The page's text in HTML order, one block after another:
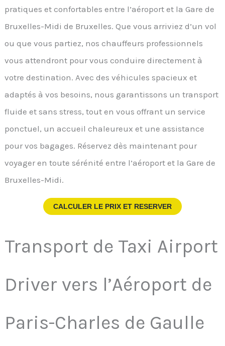
pratiques et confortables entre l’aéroport et la Gare de
Bruxelles-Midi de Bruxelles. Que vous arriviez d’un vol
ou que vous partiez, nos chauffeurs professionnels
vous attendront pour vous conduire directement à
votre destination. Avec des véhicules spacieux et
adaptés à vos besoins, nous garantissons un transport
fluide et sans stress, tout en vous offrant un service
ponctuel, un accueil chaleureux et une assistance
pour vos bagages. Réservez dès maintenant pour
voyager en toute sérénité entre l’aéroport et la Gare de
Bruxelles-Midi.
CALCULER LE PRIX ET RESERVER
Transport de Taxi Airport
Driver vers l’Aéroport de
Paris-Charles de Gaulle